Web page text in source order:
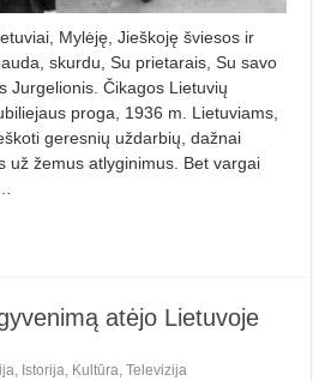
Mylėję, Jieškoję šviesos ir
skurdu, Su prietarais, Su savo
Jurgelionis. Čikagos Lietuvių
proga, 1936 m. Lietuviams,
geresnių uždarbių, dažnai
už žemus atlyginimus. Bet vargai
atėjo Lietuvoje
, Istorija, Kultūra,Televizija